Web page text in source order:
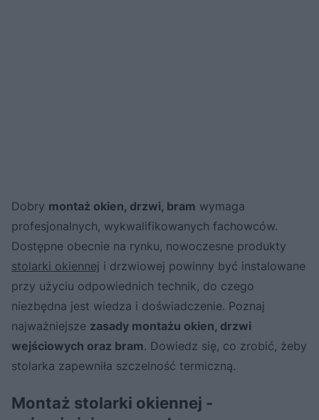
Dobry montaż okien, drzwi, bram wymaga
profesjonalnych, wykwalifikowanych fachowców.
Dostępne obecnie na rynku, nowoczesne produkty
stolarki okiennej i drzwiowej powinny być instalowane
przy użyciu odpowiednich technik, do czego
niezbędna jest wiedza i doświadczenie. Poznaj
najważniejsze zasady montażu okien, drzwi
wejściowych oraz bram. Dowiedz się, co zrobić, żeby
stolarka zapewniła szczelność termiczną.
Montaż stolarki okiennej -